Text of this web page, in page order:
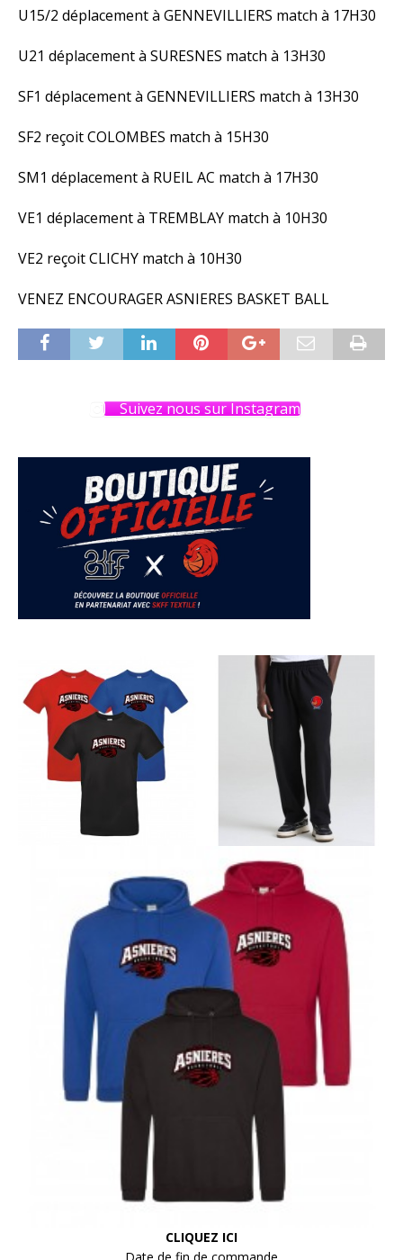
U15/2 déplacement à GENNEVILLIERS match à 17H30
U21 déplacement à SURESNES match à 13H30
SF1 déplacement à GENNEVILLIERS match à 13H30
SF2 reçoit COLOMBES match à 15H30
SM1 déplacement à RUEIL AC match à 17H30
VE1 déplacement à TREMBLAY match à 10H30
VE2 reçoit CLICHY match à 10H30
VENEZ ENCOURAGER ASNIERES BASKET BALL
Suivez nous sur Instagram
CLIQUEZ ICI